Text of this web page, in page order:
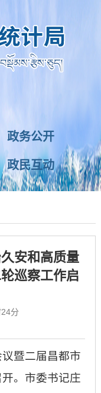
政务公开
政民互动
安和高质量
巡察工作启
分
暨二届昌都市
。市委书记庄